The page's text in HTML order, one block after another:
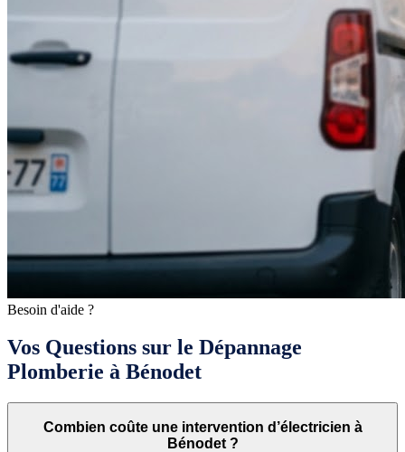
Besoin d'aide ?
Vos Questions sur le Dépannage
Plomberie à Bénodet
Combien coûte une intervention d’électricien à
Bénodet ?